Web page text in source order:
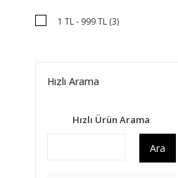
1 TL - 999 TL (3)
Hızlı Arama
Hızlı Ürün Arama
Ara